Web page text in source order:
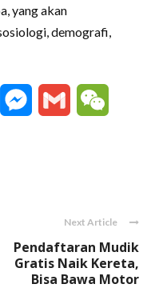
yang akan
demografi,
Line Messenger
Gmail
Next Article
Pendaftaran Mudik
Gratis Naik Kereta,
Bisa Bawa Motor